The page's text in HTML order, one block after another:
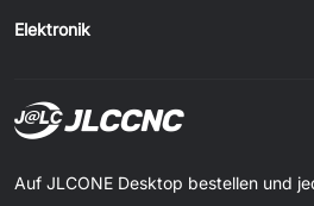
Elektronik
Auf JLCONE Desktop bestellen und